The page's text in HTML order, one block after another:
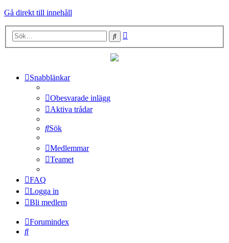
Gå direkt till innehåll
Sök
Snabblänkar
Obesvarade inlägg
Aktiva trådar
Sök
Medlemmar
Teamet
FAQ
Logga in
Bli medlem
Forumindex
Sök